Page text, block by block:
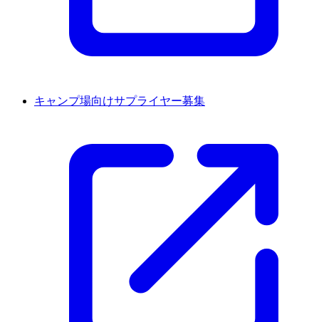
キャンプ場向けサプライヤー募集